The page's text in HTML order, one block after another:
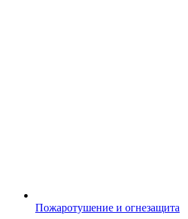
Пожаротушение и огнезащита